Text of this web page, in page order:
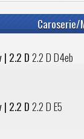
| 2.2 D2.2 D D4eb
| 2.2 D2.2 D E5